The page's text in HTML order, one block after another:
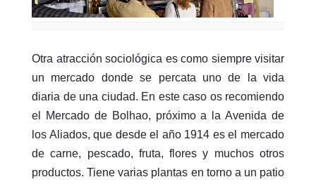
Otra atracción sociológica es como siempre visitar
un mercado donde se percata uno de la vida
diaria de una ciudad. En este caso os recomiendo
el Mercado de Bolhao, próximo a la Avenida de
los Aliados, que desde el año 1914 es el mercado
de carne, pescado, fruta, flores y muchos otros
productos. Tiene varias plantas en torno a un patio